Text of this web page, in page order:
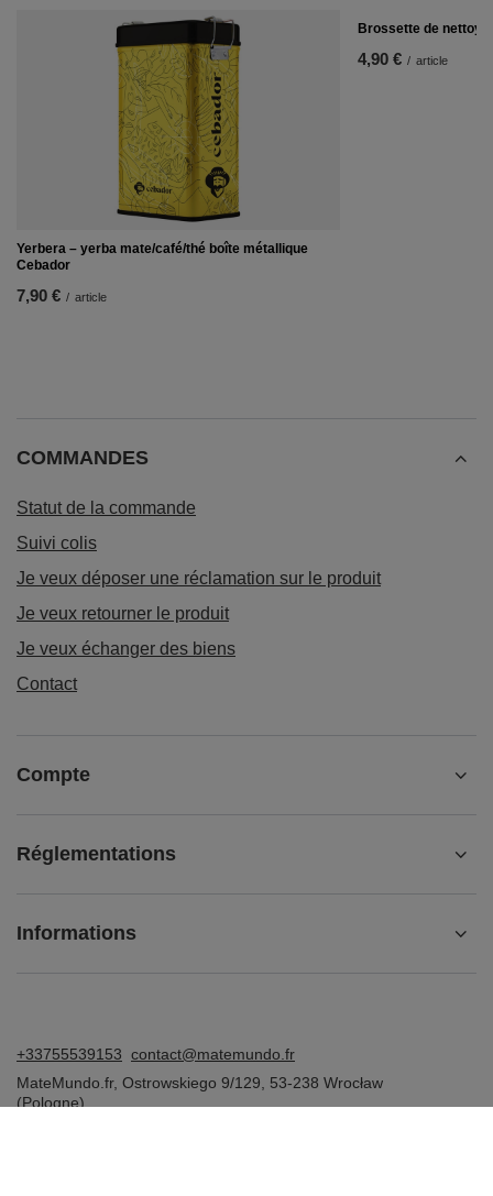
Yerbera – yerba mate/café/thé boîte métallique
Cebador
7,90 € / article
Brossette de
4,90 € / article
COMMANDES
Statut de la commande
Suivi colis
Je veux déposer une réclamation sur le produit
Je veux retourner le produit
Je veux échanger des biens
Contact
Compte
Réglementations
Informations
+33755539153 contact@matemundo.fr
MateMundo.fr, Ostrowskiego 9/129 53-238 Wrocław
(Pologne)